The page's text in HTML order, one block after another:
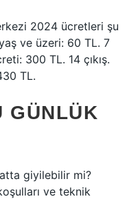
2024 ücretleri şu
ve üzeri: 60 TL. 7
300 TL. 14 çıkış.
TL.
GÜNLÜK
giyilebilir mi?
ve teknik